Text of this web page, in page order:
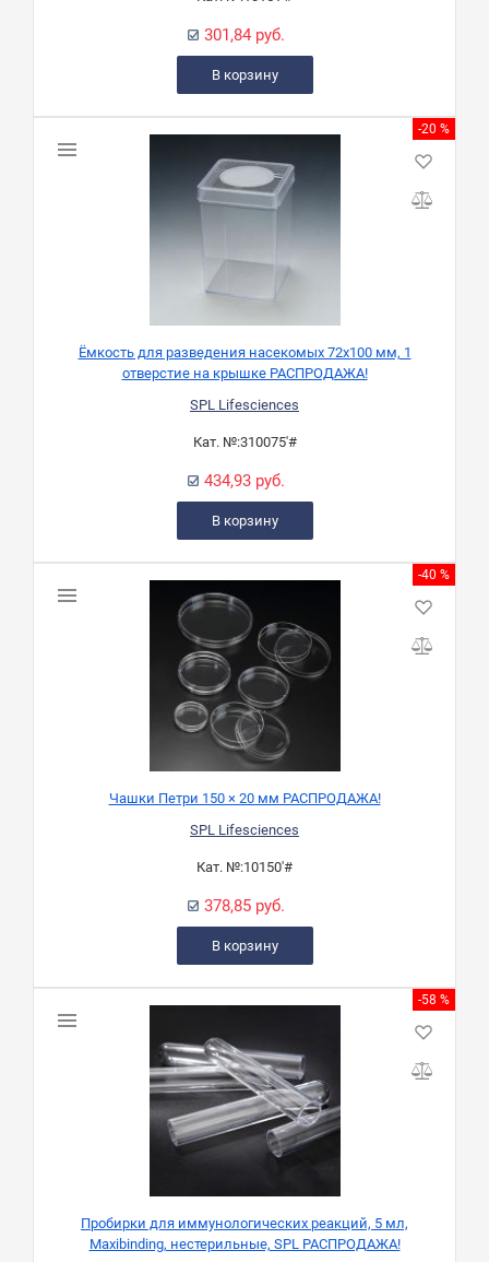
301,84 руб.
В корзину
-20 %
Ёмкость для разведения насекомых 72х100 мм, 1
отверстие на крышке РАСПРОДАЖА!
SPL Lifesciences
Кат. №:310075'#
434,93 руб.
В корзину
-40 %
Чашки Петри 150 × 20 мм РАСПРОДАЖА!
SPL Lifesciences
Кат. №:10150'#
378,85 руб.
В корзину
-58 %
Пробирки для иммунологических реакций, 5 мл,
Maxibinding, нестерильные, SPL РАСПРОДАЖА!